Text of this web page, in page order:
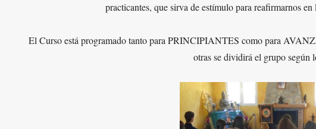
practicantes, que sirva de estímulo para reafirmarnos
El Curso está programado tanto para PRINCIPIANTES como para
otras se dividirá el grupo según